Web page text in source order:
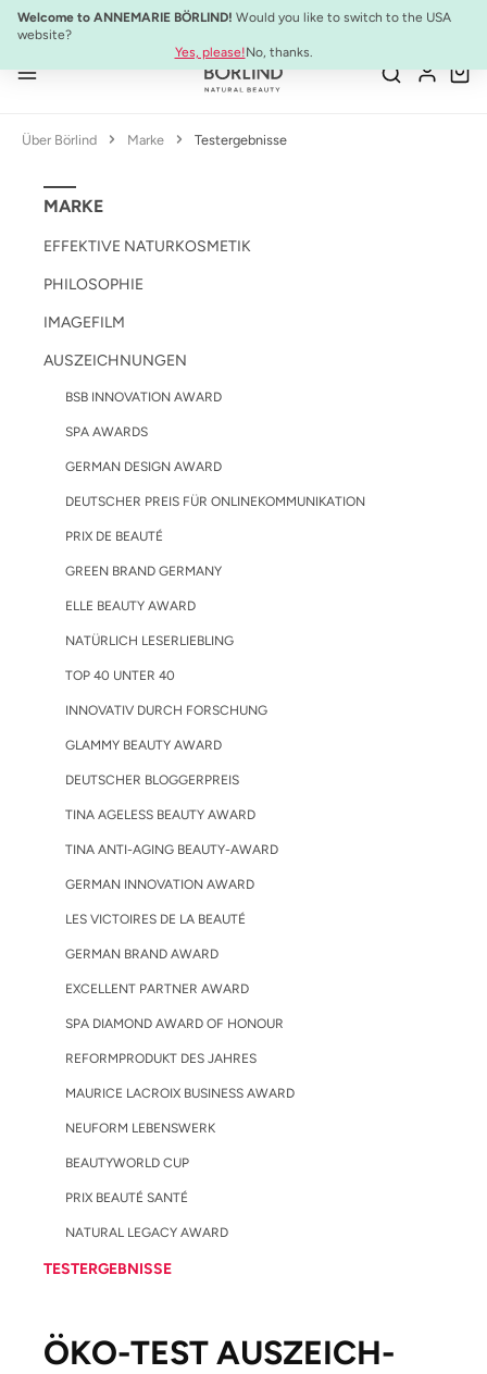
Zum Hauptinhalt springen
Welcome to ANNEMARIE BÖRLIND! Would you like to switch to the USA
website?
Yes, please!No, thanks.
Über Börlind Marke Testergebnisse
MARKE
EFFEKTIVE NATURKOSMETIK
PHILOSOPHIE
IMAGEFILM
AUSZEICHNUNGEN
BSB INNOVATION AWARD
SPA AWARDS
GERMAN DESIGN AWARD
DEUTSCHER PREIS FÜR ONLINEKOMMUNIKATION
PRIX DE BEAUTÉ
GREEN BRAND GERMANY
ELLE BEAUTY AWARD
NATÜRLICH LESERLIEBLING
TOP 40 UNTER 40
INNOVATIV DURCH FORSCHUNG
GLAMMY BEAUTY AWARD
DEUTSCHER BLOGGERPREIS
TINA AGELESS BEAUTY AWARD
TINA ANTI-AGING BEAUTY-AWARD
GERMAN INNOVATION AWARD
LES VICTOIRES DE LA BEAUTÉ
GERMAN BRAND AWARD
EXCELLENT PARTNER AWARD
SPA DIAMOND AWARD OF HONOUR
REFORMPRODUKT DES JAHRES
MAURICE LACROIX BUSINESS AWARD
NEUFORM LEBENSWERK
BEAUTYWORLD CUP
PRIX BEAUTÉ SANTÉ
NATURAL LEGACY AWARD
TESTERGEBNISSE
ÖKO-TEST AUSZEICH­